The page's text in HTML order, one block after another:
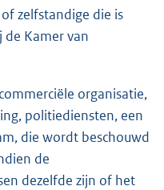
zelfstandige die is
de Kamer van
organisatie,
politiediensten, een
die wordt beschouwd
de
dezelfde zijn of het